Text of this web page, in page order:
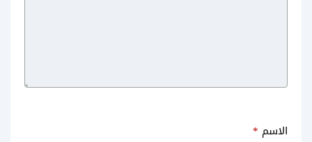
الاسم *